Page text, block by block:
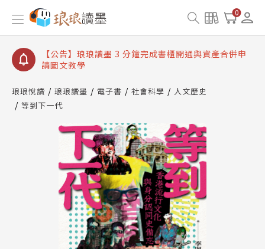
0
【公告】琅琅讀墨書櫃開通常見問題
請圖文教學
【公告】琅琅書店服務升級重要說明及資產合併結果
【公告】琅琅讀墨數位閱讀資產合併與書櫃開通申請
琅琅悅讀 琅琅讀墨 電子書 社會科學
人文歷史
等到下一代